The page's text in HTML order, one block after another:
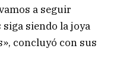
a seguir
siga siendo la joya
concluyó con sus